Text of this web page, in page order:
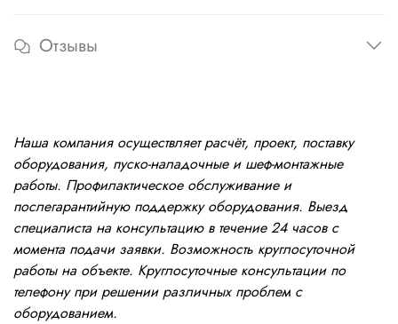
Отзывы
Наша компания осуществляет расчёт, проект, поставку
оборудования, пуско-наладочные и шеф-монтажные
работы. Профилактическое обслуживание и
послегарантийную поддержку оборудования. Выезд
специалиста на консультацию в течение 24 часов с
момента подачи заявки. Возможность круглосуточной
работы на объекте. Круглосуточные консультации по
телефону при решении различных проблем с
оборудованием.